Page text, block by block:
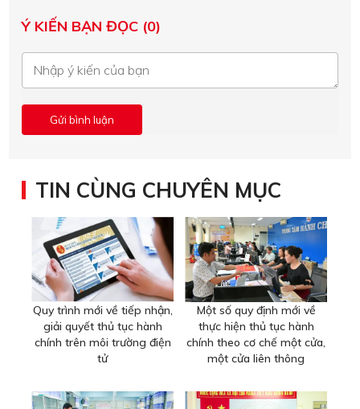
Ý KIẾN BẠN ĐỌC (0)
TIN CÙNG CHUYÊN MỤC
Quy trình mới về tiếp nhận,
giải quyết thủ tục hành
chính trên môi trường điện
tử
Một số quy định mới về
thực hiện thủ tục hành
chính theo cơ chế một cửa,
một cửa liên thông